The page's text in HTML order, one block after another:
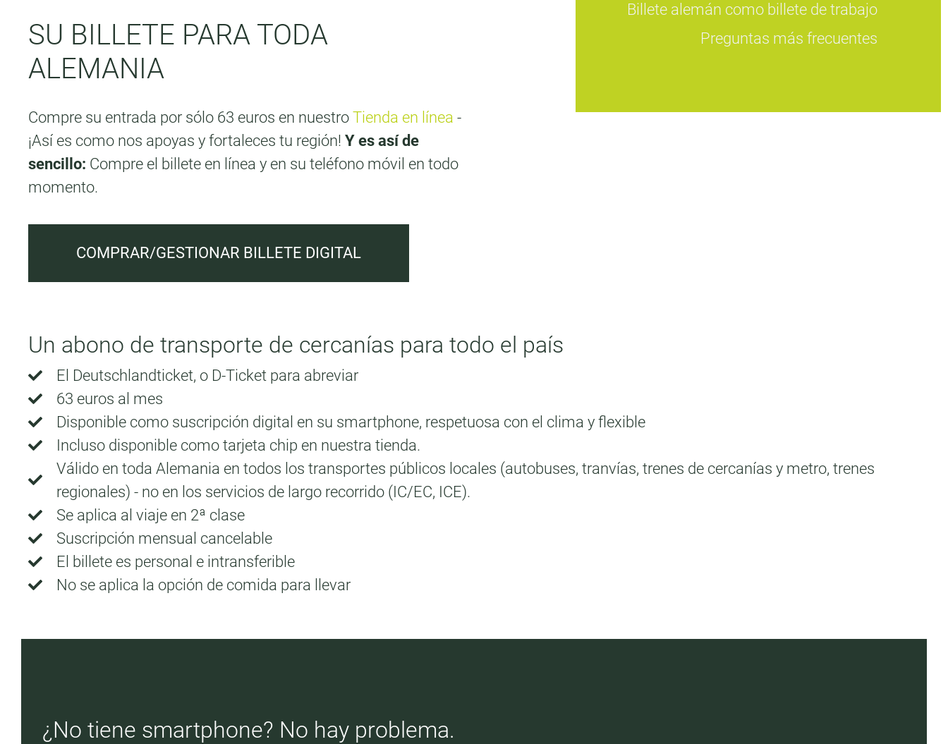
Billete alemán como billete de trabajo
Preguntas más frecuentes
SU BILLETE PARA TODA
ALEMANIA
Compre su entrada por sólo 63 euros en nuestro Tienda en línea -
¡Así es como nos apoyas y fortaleces tu región! Y es así de
sencillo: Compre el billete en línea y en su teléfono móvil en todo
momento.
COMPRAR/GESTIONAR BILLETE DIGITAL
Un abono de transporte de cercanías para todo el país
El Deutschlandticket, o D-Ticket para abreviar
63 euros al mes
Disponible como suscripción digital en su smartphone, respetuosa con el clima y flexible
Incluso disponible como tarjeta chip en nuestra tienda.
Válido en toda Alemania en todos los transportes públicos locales (autobuses, tranvías, trenes de cercanías y metro, trenes
regionales) - no en los servicios de largo recorrido (IC/EC, ICE).
Se aplica al viaje en 2ª clase
Suscripción mensual cancelable
El billete es personal e intransferible
No se aplica la opción de comida para llevar
¿No tiene smartphone? No hay problema.